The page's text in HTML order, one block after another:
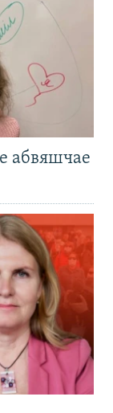
абвяшчае